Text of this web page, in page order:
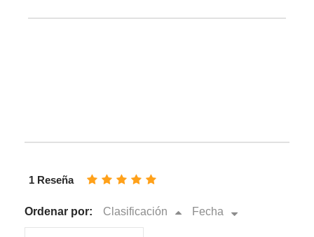
1 Reseña
Ordenar por: Clasificación Fecha